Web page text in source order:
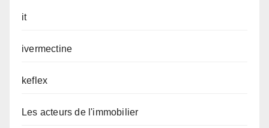
it
ivermectine
keflex
Les acteurs de l'immobilier